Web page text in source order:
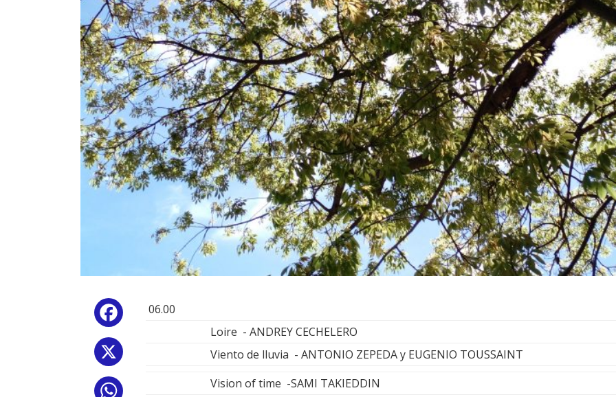
Facebook
06.00
Loire - ANDREY CECHELERO
Viento de lluvia - ANTONIO ZEPEDA y EUGENIO TOUSSAINT
Vision of time -SAMI TAKIEDDIN